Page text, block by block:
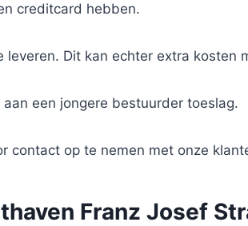
creditcard hebben.
Dit kan echter extra kosten
een jongere bestuurder toeslag.
contact op te nemen met onze
Franz Josef